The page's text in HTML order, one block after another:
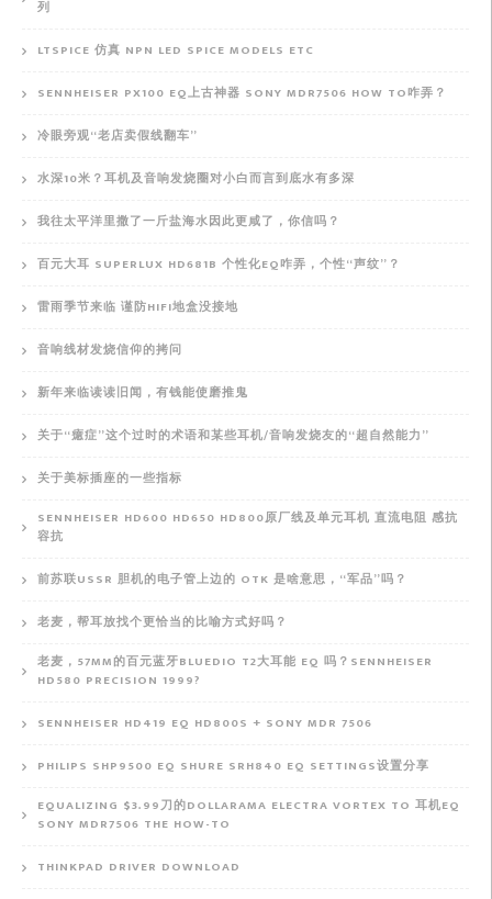
列
LTSPICE 仿真 NPN LED SPICE MODELS ETC
SENNHEISER PX100 EQ上古神器 SONY MDR7506 HOW TO咋弄？
冷眼旁观“老店卖假线翻车”
水深10米？耳机及音响发烧圈对小白而言到底水有多深
我往太平洋里撒了一斤盐海水因此更咸了，你信吗？
百元大耳 SUPERLUX HD681B 个性化EQ咋弄，个性“声纹”？
雷雨季节来临 谨防HIFI地盒没接地
音响线材发烧信仰的拷问
新年来临读读旧闻，有钱能使磨推鬼
关于“癔症”这个过时的术语和某些耳机/音响发烧友的“超自然能力”
关于美标插座的一些指标
SENNHEISER HD600 HD650 HD800原厂线及单元耳机 直流电阻 感抗
容抗
前苏联USSR 胆机的电子管上边的 OTK 是啥意思，“军品”吗？
老麦，帮耳放找个更恰当的比喻方式好吗？
老麦，57MM的百元蓝牙BLUEDIO T2大耳能 EQ 吗？SENNHEISER
HD580 PRECISION 1999?
SENNHEISER HD419 EQ HD800S + SONY MDR 7506
PHILIPS SHP9500 EQ SHURE SRH840 EQ SETTINGS设置分享
EQUALIZING $3.99刀的DOLLARAMA ELECTRA VORTEX TO 耳机EQ
SONY MDR7506 THE HOW-TO
THINKPAD DRIVER DOWNLOAD